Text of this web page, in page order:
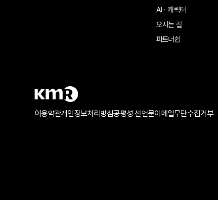
AIㆍ캐릭터
오시는 길
파트너쉽
이용약관개인정보처리방침공평성 선언문이메일무단수집거부